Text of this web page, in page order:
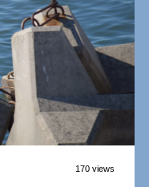
170 views